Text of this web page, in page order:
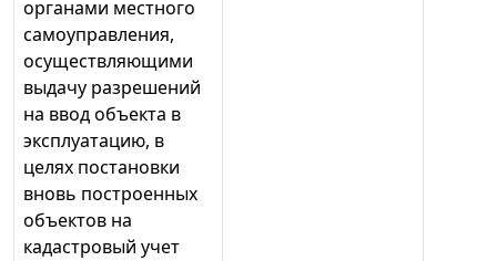
органами местного
самоуправления,
осуществляющими
выдачу разрешений
на ввод объекта в
эксплуатацию, в
целях постановки
вновь построенных
объектов на
кадастровый учет